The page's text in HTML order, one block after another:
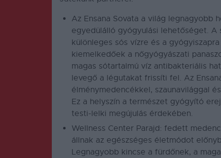
Az Ensana Sovata a világ legnagyobb
egyedülálló gyógyulási lehetőséget.
különleges sós vízre és a
kiemelkedőek a nőgyógyászati
magas sótartalmú víz antibakteriális
levegő a légutakat frissíti fel. Az
élménymedencékkel, szaunavilággal
Ez a helyszín a természet gyógyító
testi-lelki megújulás érdekében.
Wellness Center Parajd: fedett
állnak az egészséges életmódot
Legnagyobb kincse a fürdőnek, a